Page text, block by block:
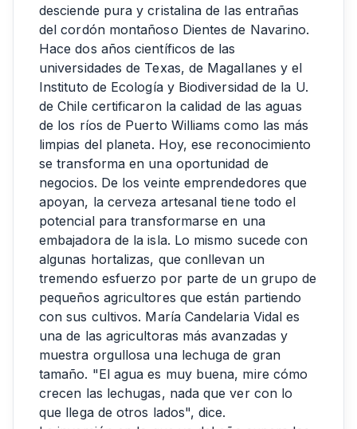
desciende pura y cristalina de las entrañas
del cordón montañoso Dientes de Navarino.
Hace dos años científicos de las
universidades de Texas, de Magallanes y el
Instituto de Ecología y Biodiversidad de la U.
de Chile certificaron la calidad de las aguas
de los ríos de Puerto Williams como las más
limpias del planeta. Hoy, ese reconocimiento
se transforma en una oportunidad de
negocios. De los veinte emprendedores que
apoyan, la cerveza artesanal tiene todo el
potencial para transformarse en una
embajadora de la isla. Lo mismo sucede con
algunas hortalizas, que conllevan un
tremendo esfuerzo por parte de un grupo de
pequeños agricultores que están partiendo
con sus cultivos. María Candelaria Vidal es
una de las agricultoras más avanzadas y
muestra orgullosa una lechuga de gran
tamaño. "El agua es muy buena, mire cómo
crecen las lechugas, nada que ver con lo
que llega de otros lados", dice.